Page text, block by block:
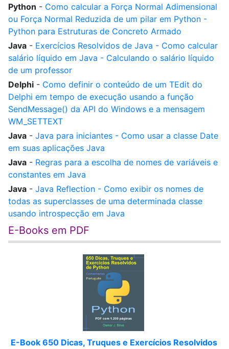
Python - Como calcular a Força Normal Adimensional
ou Força Normal Reduzida de um pilar em Python -
Python para Estruturas de Concreto Armado
Java - Exercícios Resolvidos de Java - Como calcular
salário líquido em Java - Calculando o salário líquido
de um professor
Delphi - Como definir o conteúdo de um TEdit do
Delphi em tempo de execução usando a função
SendMessage() da API do Windows e a mensagem
WM_SETTEXT
Java - Java para iniciantes - Como usar a classe Date
em suas aplicações Java
Java - Regras para a escolha de nomes de variáveis e
constantes em Java
Java - Java Reflection - Como exibir os nomes de
todas as superclasses de uma determinada classe
usando introspecção em Java
E-Books em PDF
E-Book 650 Dicas, Truques e Exercícios Resolvidos